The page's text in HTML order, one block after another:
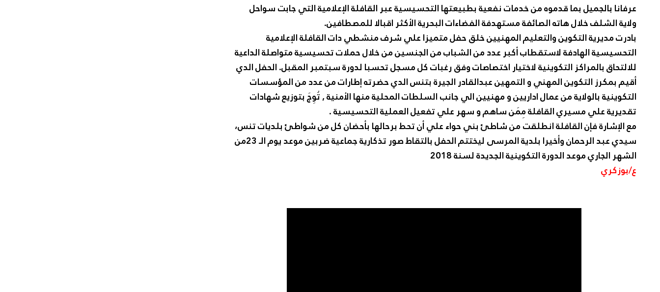
عرفانا بالجميل بما قدموه من خدمات نفعية بطبيعتها التحسيسية عبر القافلة الإعلامية التي جابت سواحل
ولاية الشلف خلال هاته الصائفة مستهدفة الفضاءات البحرية الأكثر اقبالا للمصطافين.
بادرت مديرية التكوين والتعليم المهنيين خلق حفل متميزا علي شرف منشطي دات القافلة الإعلامية
التحسيسية الهادفة لاستقطاب أكبر عدد من الشباب من الجنسين من خلال حملات تحسيسية متواصلة الداعية
للالتحاق بالمراكز التكوينية لاختيار اختصاصات وفق رغبات كل مسجل تحسبا لدورة سبتمبر المقبل. الحفل الدي
أقيم بمكرز التكوين المهني و التمهين عبدالقادر الجيرة بتنس الدي حضرته إطارات من عدد من المؤسسات
التكوينية بالولاية من عمال اداريين و مهنيين الي جانب السلطات المحلية منها الأمنية , تُوِجَ بتوزيع شهادات
تقديرية علي مسيري القافلة مِمَن ساهم و سهر علي تفعيل العملية التحسيسية .
مع الإشارة فإن القافلة انطلقت من شاطئ بني حواء علي أن تحط برحالها بأحضان كل من شواطئ بلديات تنس،
سيدي عبد الرحمان وأخيرا بلدية المرسى ليختتم الحفل بالتقاط صور تذكارية جماعية ضربين موعد يوم الـ 23من
الشهر الجاري موعد الدورة التكوينية الجديدة لسنة 2018
ع/بوزكري